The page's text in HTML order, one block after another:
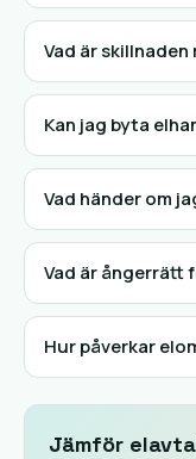
Vad är
Kan jag byta
Vad händer om
Vad är ångerrätt
Hur påverkar
Jämför